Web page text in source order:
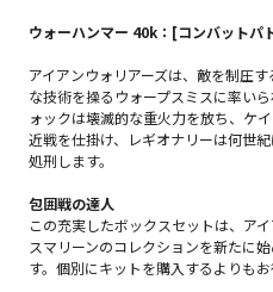
ウォーハンマー 40k：[コンバットパ
アイアンウォリアーズは、敵を制圧
な技術を操るウォープスミスに率い
ォックは壊滅的な重火力を放ち、ケ
近戦を仕掛け、レギオナリーは何世
処刑します。
包囲戦の達人
この充実したボックスセットは、ア
スマリーンのコレクションを新たに
す。個別にキットを購入するよりもお